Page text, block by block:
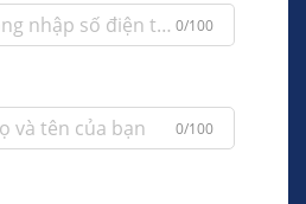
0/100
0/100